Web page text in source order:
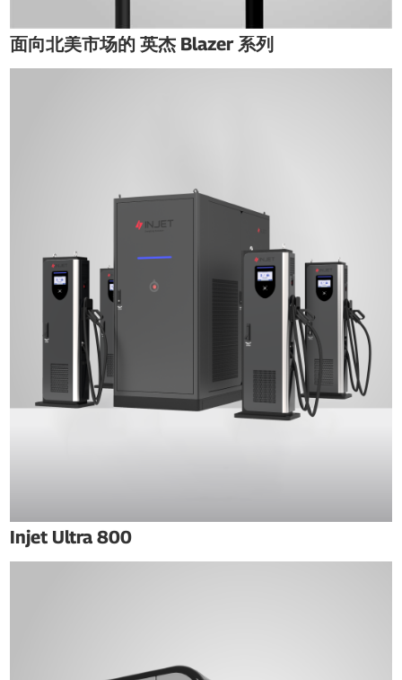
面向北美市场的 英杰 Blazer 系列
Injet Ultra 800